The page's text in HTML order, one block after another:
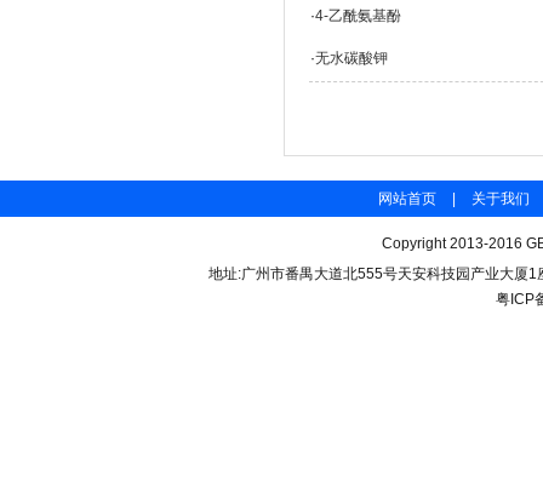
·4-乙酰氨基酚
·无水碳酸钾
网站首页 关于我们
Copyright 2013-2016
地址:广州市番禺大道北555号天安科技园产业大厦
粤ICP